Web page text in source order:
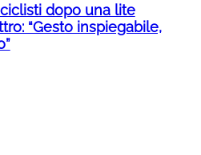
dopo una lite
“Gesto inspiegabile,